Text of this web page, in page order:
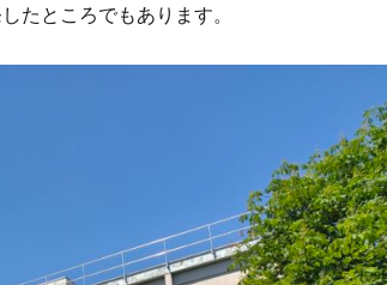
たところでもあります。